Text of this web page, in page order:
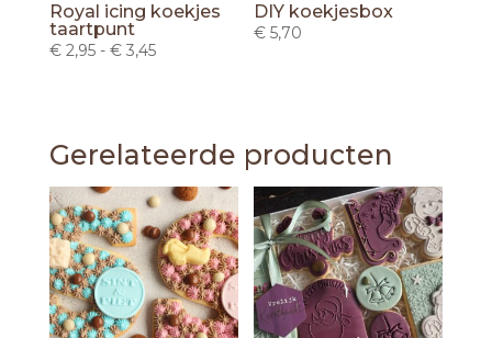
Royal icing koekjes
taartpunt
€2,95 - €3,45Prijsklasse:
DIY koekjesbox
€ 5,70
Gerelateerde producten